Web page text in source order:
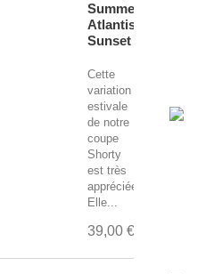
Summer
Atlantis
Sunset
Cette
variation
estivale
de notre
coupe
Shorty
est très
appréciée.
Elle...
39,00 €